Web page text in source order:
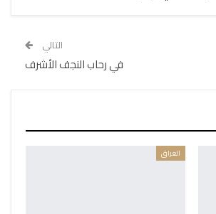
التالي
في رحاب النجف الأشرف
العراق